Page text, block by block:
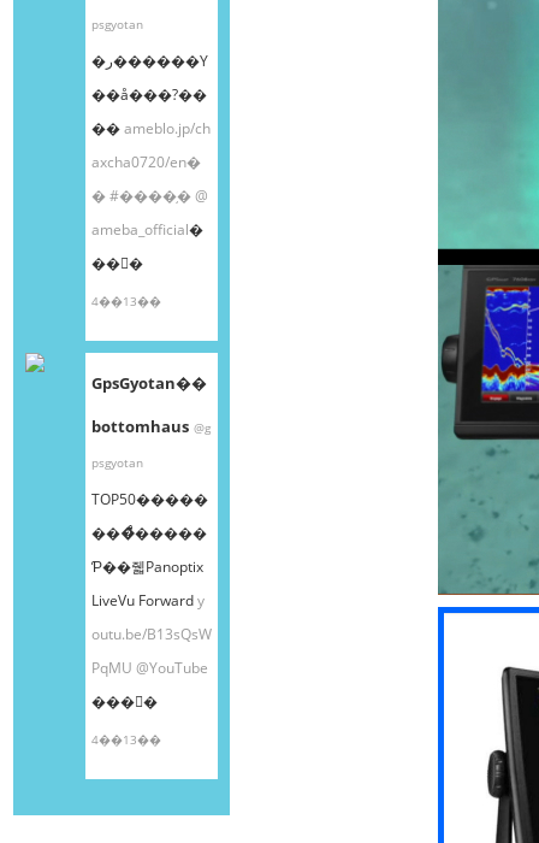
psgyotan
�ر������Υ
��å���?��
��ameblo.jp/ch
axcha0720/en�
�#����֥�@
ameba_official�
��󤫤�
4��13��
GpsGyotan��
bottomhaus @g
psgyotan
TOP50�����
���ͤ�����
Ƥ��줿Panoptix
LiveVu Forwardy
outu.be/B13sQsW
PqMU @YouTube
���󤫤�
4��13��